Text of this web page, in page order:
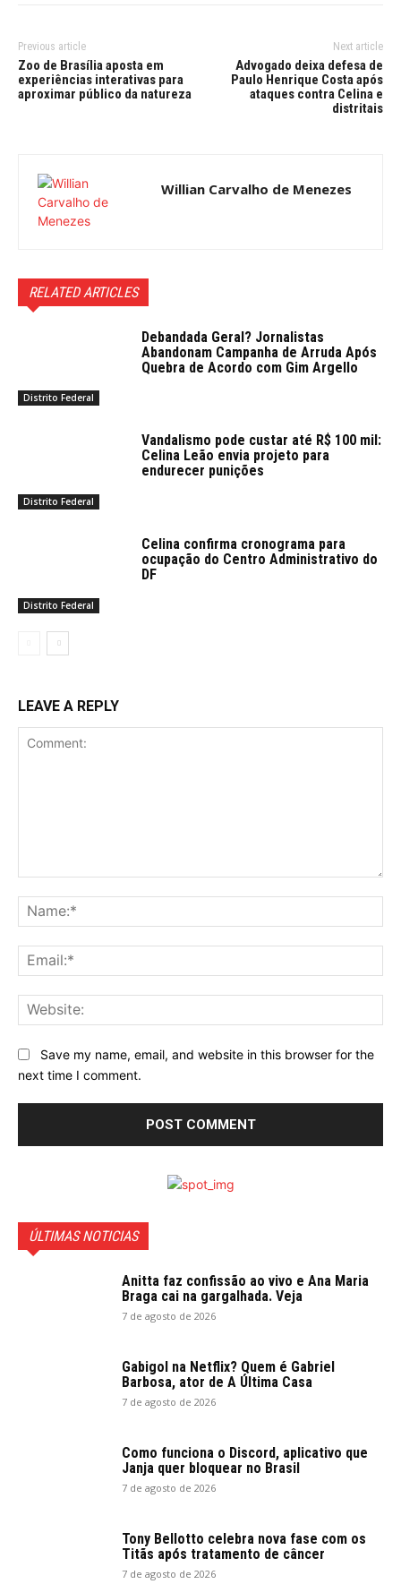
Previous article
Zoo de Brasília aposta em
experiências interativas para
aproximar público da natureza
Next article
Advogado deixa defesa de
Paulo Henrique Costa após
ataques contra Celina e
distritais
Willian Carvalho de Menezes
RELATED ARTICLES
Distrito Federal
Debandada Geral? Jornalistas
Abandonam Campanha de Arruda Após
Quebra de Acordo com Gim Argello
Distrito Federal
Vandalismo pode custar até R$ 100 mil:
Celina Leão envia projeto para
endurecer punições
Distrito Federal
Celina confirma cronograma para
ocupação do Centro Administrativo do
DF
LEAVE A REPLY
Save my name, email, and website in this browser for the
next time I comment.
ÚLTIMAS NOTICIAS
Anitta faz confissão ao vivo e Ana Maria
Braga cai na gargalhada. Veja
7 de agosto de 2026
Gabigol na Netflix? Quem é Gabriel
Barbosa, ator de A Última Casa
7 de agosto de 2026
Como funciona o Discord, aplicativo que
Janja quer bloquear no Brasil
7 de agosto de 2026
Tony Bellotto celebra nova fase com os
Titãs após tratamento de câncer
7 de agosto de 2026